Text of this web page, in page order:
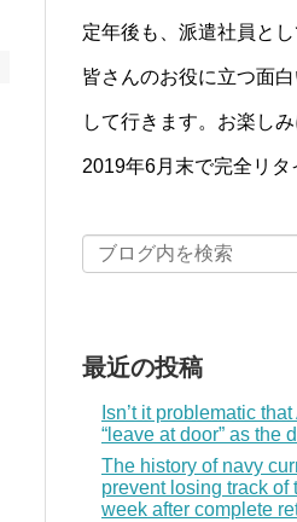
定年後も、派遣社員とし
皆さんのお役に立つ面
して行きます。お楽しみ
2019年6月末で完全リタ
最近の投稿
Isn’t it problematic
“leave at door” as the
The history of navy
prevent losing track of
week after complete